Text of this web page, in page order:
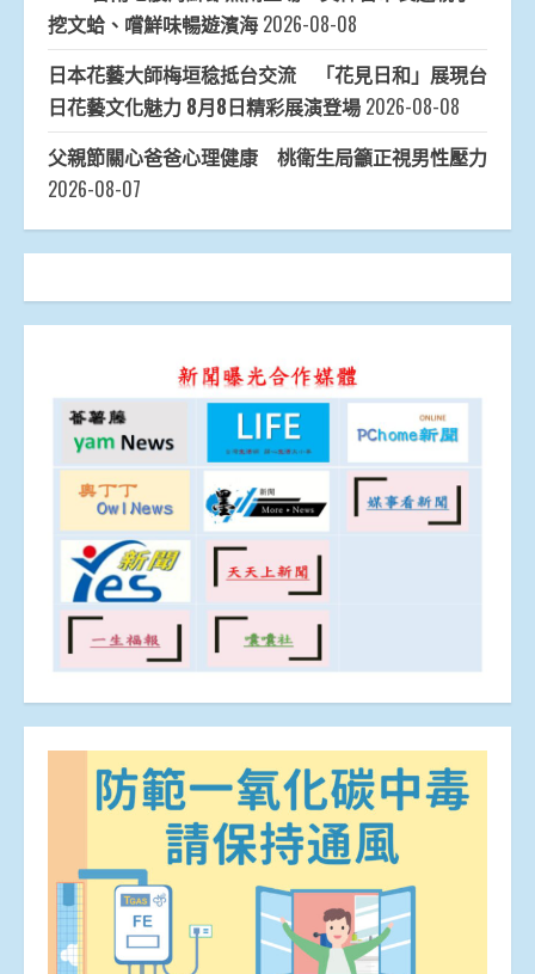
挖文蛤、嚐鮮味暢遊濱海 2026-08-08
日本花藝大師梅垣稔抵台交流 「花見日和」展現台
日花藝文化魅力 8月8日精彩展演登場 2026-08-08
父親節關心爸爸心理健康 桃衛生局籲正視男性壓力
2026-08-07